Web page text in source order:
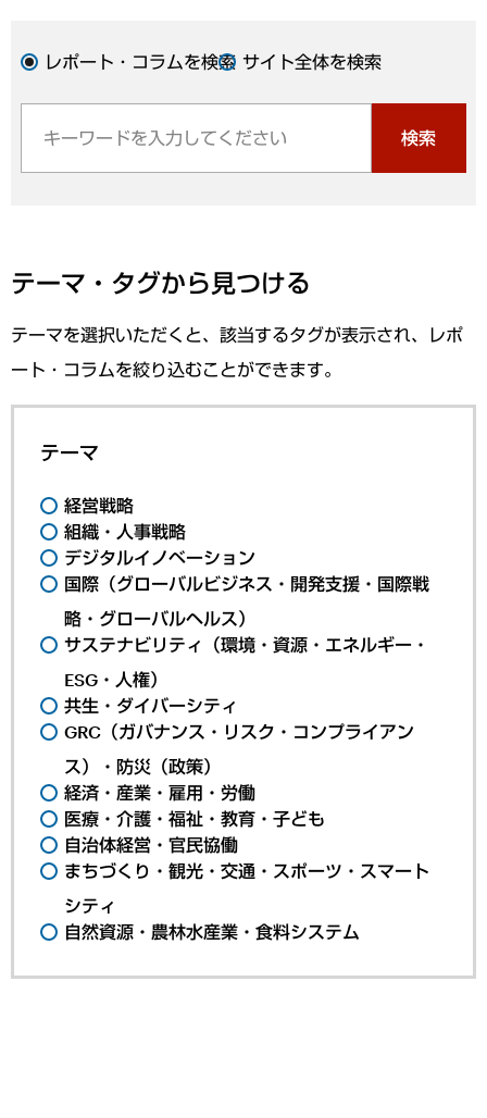
レポート・コラムを検索 サイト全体を検索
検索
テーマ・タグから見つける
テーマを選択いただくと、該当するタグが表示され、レポ
ート・コラムを絞り込むことができます。
テーマ
経営戦略
組織・人事戦略
デジタルイノベーション
国際（グローバルビジネス・開発支援・国際戦
略・グローバルヘルス）
サステナビリティ（環境・資源・エネルギー・
ESG・人権）
共生・ダイバーシティ
GRC（ガバナンス・リスク・コンプライアン
ス）・防災（政策）
経済・産業・雇用・労働
医療・介護・福祉・教育・子ども
自治体経営・官民協働
まちづくり・観光・交通・スポーツ・スマート
シティ
自然資源・農林水産業・食料システム